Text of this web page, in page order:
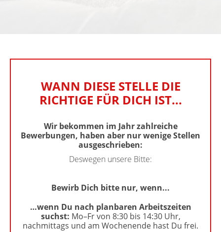
WANN DIESE STELLE DIE
RICHTIGE FÜR DICH IST...
Wir bekommen im Jahr zahlreiche
Bewerbungen, haben aber nur wenige Stellen
ausgeschrieben:
Deswegen unsere Bitte:
Bewirb Dich bitte nur, wenn...
…wenn Du nach planbaren Arbeitszeiten
suchst: Mo–Fr von 8:30 bis 14:30 Uhr,
nachmittags und am Wochenende hast Du frei.